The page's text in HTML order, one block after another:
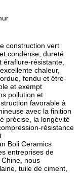
construction vert
condense, dureté
résistante,
chaleur,
fendu et être-
et exempt
pollution et
favorable à
avec la finition
précise, la longévité
résistance
Boli Ceramics
entreprises de
nous
tuile de ciment,